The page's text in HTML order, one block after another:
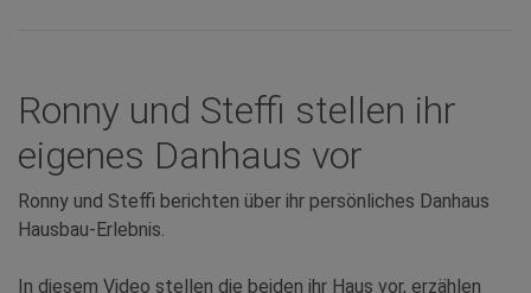
Ronny und Steffi stellen ihr
eigenes Danhaus vor
Ronny und Steffi berichten über ihr persönliches Danhaus
Hausbau-Erlebnis.
In diesem Video stellen die beiden ihr Haus vor, erzählen